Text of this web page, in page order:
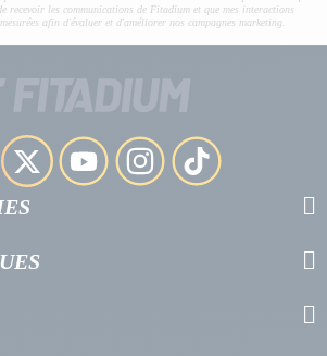
recevoir les communications de Fitadium et que mes interactions
afin d'évaluer et d'améliorer nos campagnes marketing.